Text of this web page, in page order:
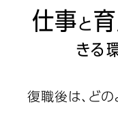
仕事と
きる
復職後は、ど